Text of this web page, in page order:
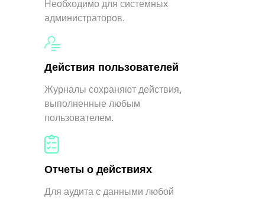
Действия пользователей
Журналы сохраняют действия,
выполненные любым
пользователем.
Необходимо для системных
администраторов.
Отчеты о действиях
Для аудита с данными любой
Не хватило основного
функционала?
Воспользуйтесь расширениями Addreality,
которые помогут вам достичь большего в